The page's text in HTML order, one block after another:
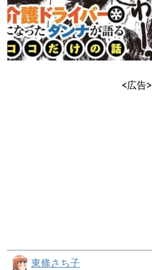
<広告>
東條さち子